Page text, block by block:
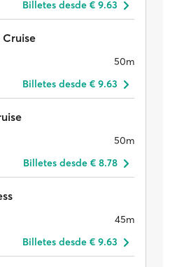
Billetes desde € 9.63
Cruise
50m
Billetes desde € 9.63
50m
Billetes desde € 8.78
45m
Billetes desde € 9.63